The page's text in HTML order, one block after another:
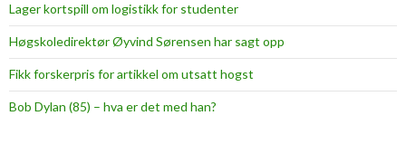
e
f
r
a
Lager kortspill om logistikk for studenter
Høgskoledirektør Øyvind Sørensen har sagt opp
Fikk forskerpris for artikkel om utsatt hogst
Bob Dylan (85) – hva er det med han?